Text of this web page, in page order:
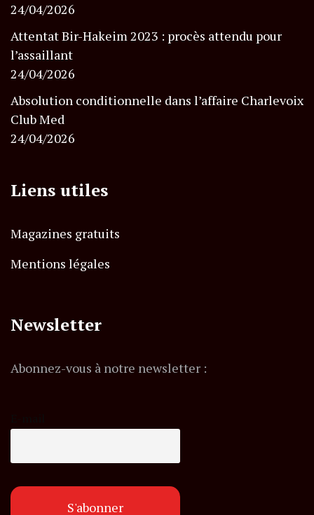
24/04/2026
Attentat Bir-Hakeim 2023 : procès attendu pour
l’assaillant
24/04/2026
Absolution conditionnelle dans l’affaire Charlevoix
Club Med
24/04/2026
Liens utiles
Magazines gratuits
Mentions légales
Newsletter
Abonnez-vous à notre newsletter :